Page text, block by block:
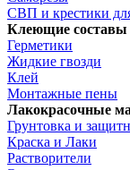
СВП и крестики
Клеющие составы
Герметики
Жидкие гвозди
Клей
Монтажные пены
Лакокрасочные
Грунтовка и
Краска и Лаки
Растворители